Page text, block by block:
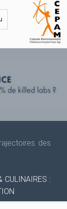
des
CULINAIRES :